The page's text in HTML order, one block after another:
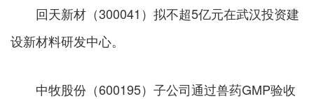
回天新材（300041）拟不超5亿元在武汉投资建
设新材料研发中心。
中牧股份（600195）子公司通过兽药GMP验收